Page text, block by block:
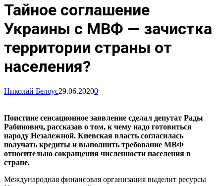
Тайное соглашение
Украины с МВФ — зачистка
территории страны от
населения?
Николай Белоус29.06.20200
Поистине сенсационное заявление сделал депутат Рады
Рабинович, рассказав о том, к чему надо готовиться
народу Незалежной. Киевская власть согласилась
получать кредиты и выполнить требование МВФ
относительно сокращения численности населения в
стране.
Международная финансовая организация выделит ресурсы